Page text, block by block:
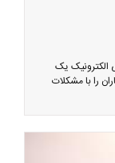
الکترونیک یک
را با مشکلات